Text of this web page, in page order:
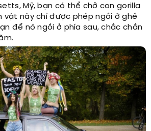
Mỹ, bạn có thể chở con gorilla
vật này chỉ được phép ngồi ở ghế
để nó ngồi ở phía sau, chắc chắn